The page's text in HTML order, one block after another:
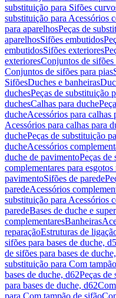
substituição para Sifões
substituição para Acessórios
para aparelhosPeças de
aparelhosSifões embutidos
embutidosSifões exteriores
exterioresConjuntos de sifões
Conjuntos de sifões para pias
SifõesDuches e banheiras
duchesPeças de substituição
duchesCalhas para duche
ducheAcessórios para calhas
Acessórios para calhas para
duchePeças de substituição
ducheAcessórios
duche de pavimentoPeças de
complementares para
pavimentoSifões de parede
paredeAcessórios
substituição para Acessórios
paredeBases de duche e
complementaresBanheiras
reparaçãoEstruturas de
sifões para bases de duche,
de sifões para bases de
substituição para Com
bases de duche, d62Peças de
para bases de duche, d62
para Com tampão de sifão